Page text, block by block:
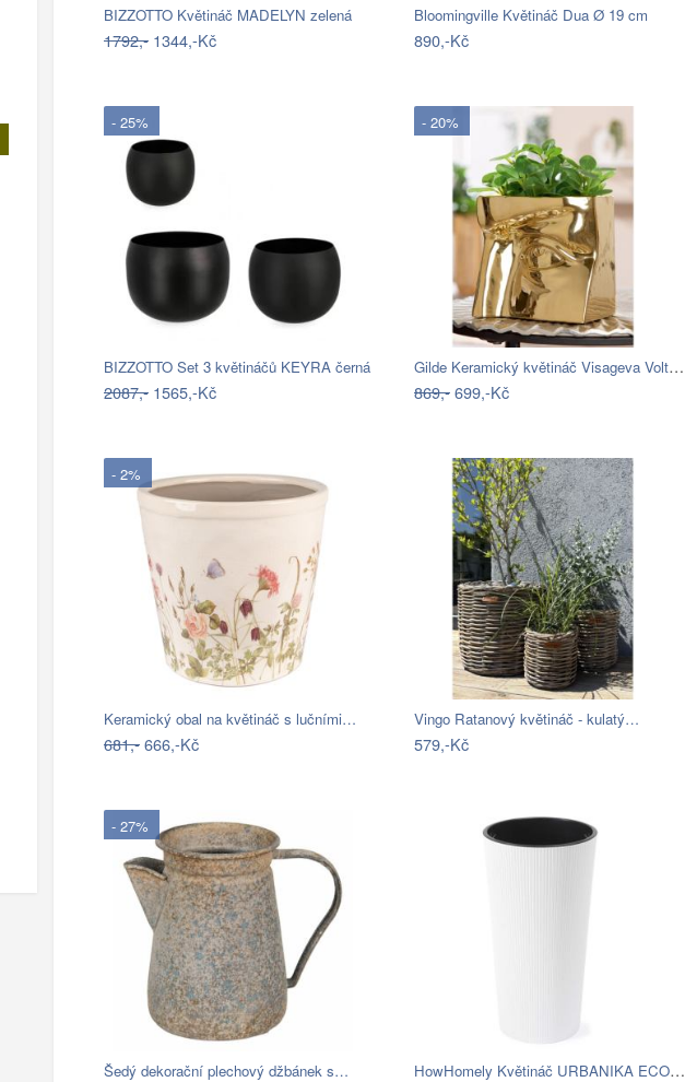
BIZZOTTO Květináč MADELYN zelená
1792,- 1344,-Kč
Bloomingville Květináč Dua Ø 19 cm
890,-Kč
- 25%
BIZZOTTO Set 3 květináčů KEYRA černá
2087,- 1565,-Kč
- 20%
Gilde Keramický květináč Visageva Volto…
869,-699,-Kč
- 2%
Keramický obal na květináč s lučními…
681,-666,-Kč
Vingo Ratanový květináč - kulatý…
579,-Kč
- 27%
Šedý dekorační plechový džbánek s… HowHomely Květináč URBANIKA ECO 57 cm…